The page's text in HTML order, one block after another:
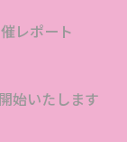
レポート
始いたします